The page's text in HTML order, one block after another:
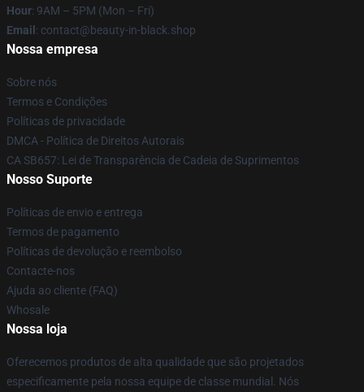
Hour: 9AM – 5PM (Mon – Fri)
Email : contact@beauty-in-black.shop
Nossa empresa
Sobre nós
Termos e Condições
Políticas de privacidade
DMCA - Política de Direitos Autorais
CA SB657: Lei de Transparência de Cadeia de Suprimentos
Nosso Suporte
Políticas de envio e entrega
Termos de pagamento
Políticas de devolução e reembolso
Contacte-nos
Ajuda ao cliente (FAQ)
Whosale
Nossa loja
Oferecemos produtos de alta qualidade que são projetados
especificamente pela nossa equipe de classe mundial. Nós